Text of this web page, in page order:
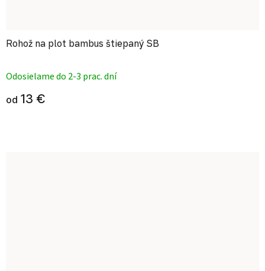
Rohož na plot bambus štiepaný SB
Odosielame do 2-3 prac. dní
od 13 €